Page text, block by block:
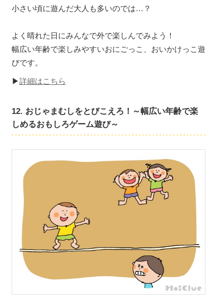
小さい頃に遊んだ大人も多いのでは…？
よく晴れた日にみんなで外で楽しんでみよう！
幅広い年齢で楽しみやすいおにごっこ、おいかけっこ遊
びです。
▶詳細はこちら
12. おじゃまむしをとびこえろ！～幅広い年齢で楽
しめるおもしろゲーム遊び～